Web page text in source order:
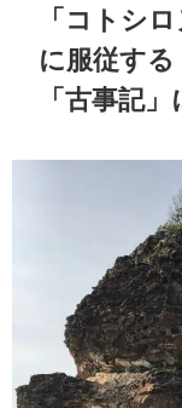
「コトシ
に服従する
「古事記